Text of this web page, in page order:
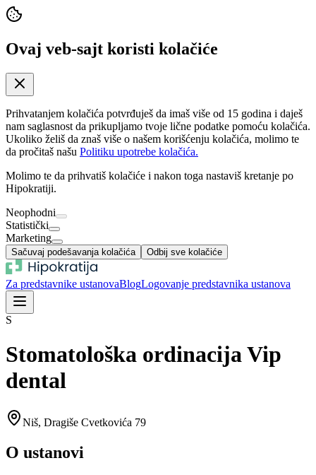
Ovaj veb-sajt koristi kolačiće
Prihvatanjem kolačića potvrđuješ da imaš više od 15 godina i daješ
nam saglasnost da prikupljamo tvoje lične podatke pomoću kolačića.
Ukoliko želiš da znaš više o našem korišćenju kolačića, molimo te
da pročitaš našu Politiku upotrebe kolačića.
Molimo te da prihvatiš kolačiće i nakon toga nastaviš kretanje po
Hipokratiji.
Neophodni
Statistički
Marketing
Sačuvaj podešavanja kolačića Odbij sve kolačiće
Za predstavnike ustanovaBlogLogovanje predstavnika ustanova
S
Stomatološka ordinacija Vip
dental
Niš, Dragiše Cvetkovića 79
O ustanovi